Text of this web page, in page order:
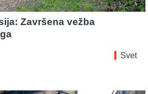
Završena vežba
Svet